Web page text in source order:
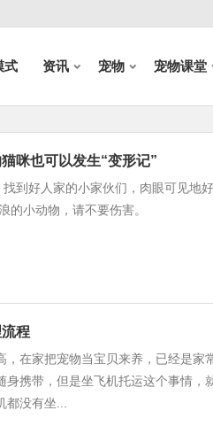
式 资讯 宠物 宠物课堂
咪也可以发生“变形记”
找到好人家的小家伙们，肉眼可见地
的小动物，请不要伤害。
程
，在家把宠物当宝贝来养，已经是家
身携带，但是坐飞机托运这个事情，
没有坐...